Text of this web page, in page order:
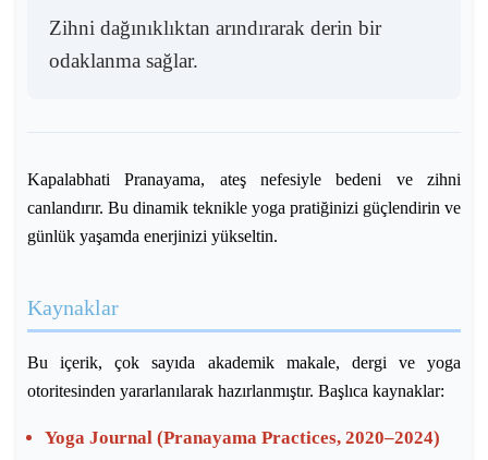
Zihni dağınıklıktan arındırarak derin bir
odaklanma sağlar.
Kapalabhati Pranayama, ateş nefesiyle bedeni ve zihni
canlandırır. Bu dinamik teknikle yoga pratiğinizi güçlendirin ve
günlük yaşamda enerjinizi yükseltin.
Kaynaklar
Bu içerik, çok sayıda akademik makale, dergi ve yoga
otoritesinden yararlanılarak hazırlanmıştır. Başlıca kaynaklar:
Yoga Journal (Pranayama Practices, 2020–2024)